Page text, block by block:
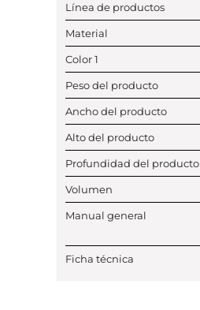
Línea de productos
Material
Color 1
Peso del producto
Ancho del producto
Alto del producto
Profundidad del producto
Volumen
Manual general
Ficha técnica